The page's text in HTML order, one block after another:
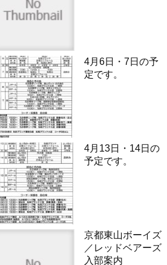
4月6日・7日の予
定です。
4月13日・14日の
予定です。
京都東山ボーイズ
／レッドベアーズ
入部案内